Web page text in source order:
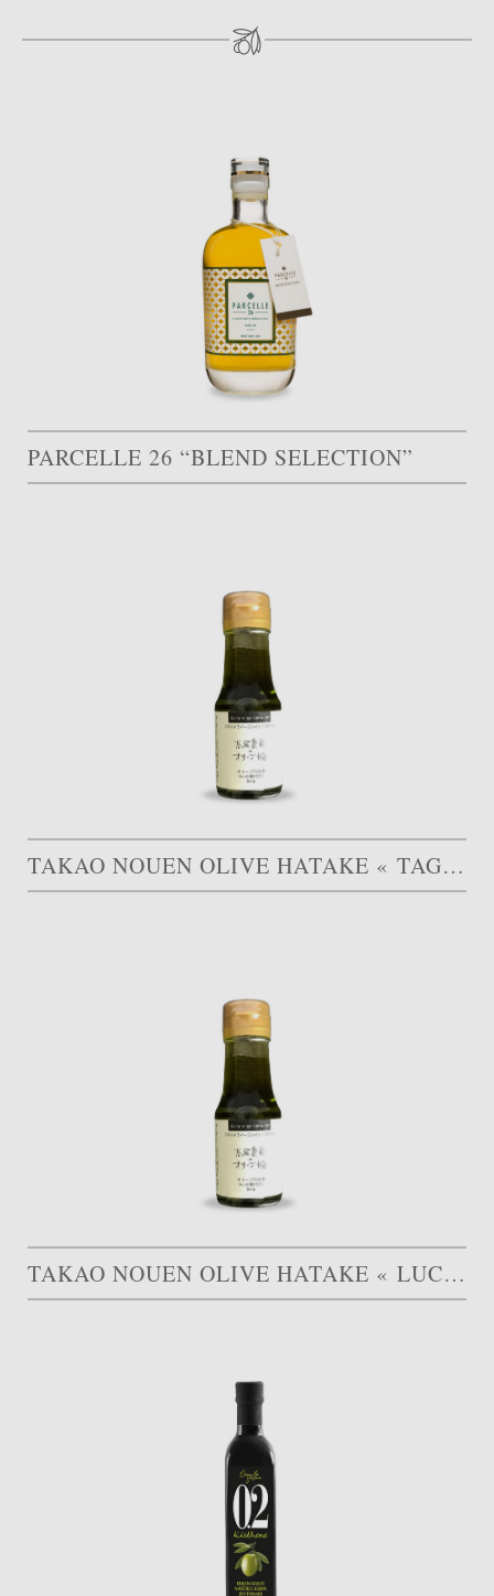
PARCELLE 26 “BLEND SELECTION”
TAKAO NOUEN OLIVE HATAKE « TAGGIASCA »
TAKAO NOUEN OLIVE HATAKE « LUCCA »